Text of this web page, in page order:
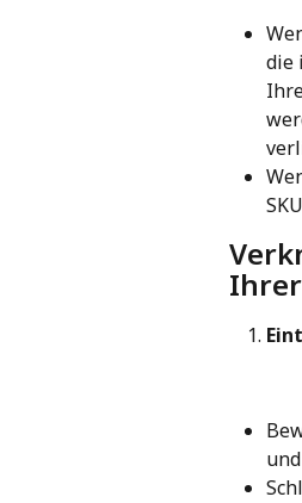
die
Ihrer